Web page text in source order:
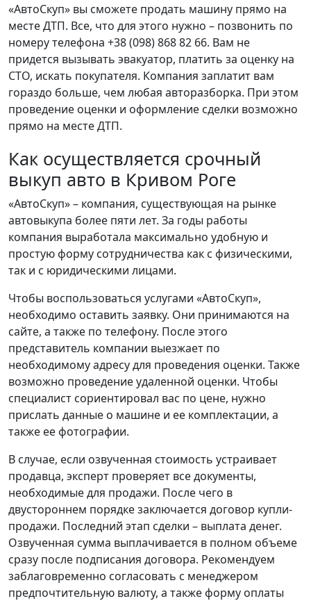
«АвтоСкуп» вы сможете продать машину прямо на
месте ДТП. Все, что для этого нужно – позвонить по
номеру телефона +38 (098) 868 82 66. Вам не
придется вызывать эвакуатор, платить за оценку на
СТО, искать покупателя. Компания заплатит вам
гораздо больше, чем любая авторазборка. При этом
проведение оценки и оформление сделки возможно
прямо на месте ДТП.
Как осуществляется срочный
выкуп авто в Кривом Роге
«АвтоСкуп» – компания, существующая на рынке
автовыкупа более пяти лет. За годы работы
компания выработала максимально удобную и
простую форму сотрудничества как с физическими,
так и с юридическими лицами.
Чтобы воспользоваться услугами «АвтоСкуп»,
необходимо оставить заявку. Они принимаются на
сайте, а также по телефону. После этого
представитель компании выезжает по
необходимому адресу для проведения оценки. Также
возможно проведение удаленной оценки. Чтобы
специалист сориентировал вас по цене, нужно
прислать данные о машине и ее комплектации, а
также ее фотографии.
В случае, если озвученная стоимость устраивает
продавца, эксперт проверяет все документы,
необходимые для продажи. После чего в
двустороннем порядке заключается договор купли-
продажи. Последний этап сделки – выплата денег.
Озвученная сумма выплачивается в полном объеме
сразу после подписания договора. Рекомендуем
заблаговременно согласовать с менеджером
предпочтительную валюту, а также форму оплаты